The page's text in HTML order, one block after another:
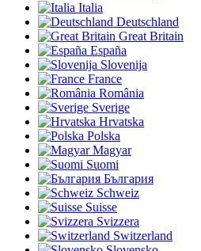
Italia
Deutschland
Great Britain
España
Slovenija
France
România
Sverige
Hrvatska
Polska
Magyar
Suomi
България
Schweiz
Suisse
Svizzera
Switzerland